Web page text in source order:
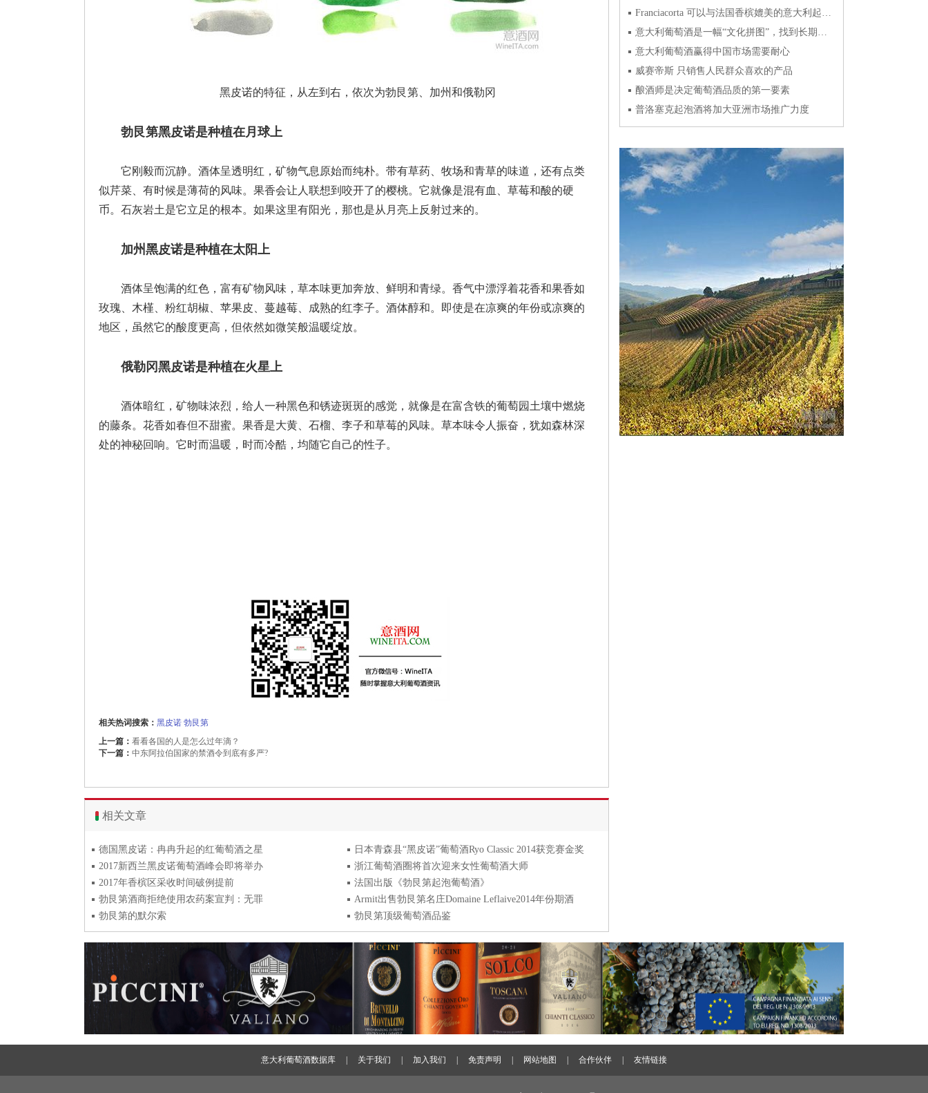
黑皮诺的特征，从左到右，依次为勃艮第、加州和俄勒冈
勃艮第黑皮诺是种植在月球上
它刚毅而沉静。酒体呈透明红，矿物气息原始而纯朴。带有草药、牧场和青草的味道，还有点类
似芹菜、有时候是薄荷的风味。果香会让人联想到咬开了的樱桃。它就像是混有血、草莓和酸的硬
币。石灰岩土是它立足的根本。如果这里有阳光，那也是从月亮上反射过来的。
加州黑皮诺是种植在太阳上
酒体呈饱满的红色，富有矿物风味，草本味更加奔放、鲜明和青绿。香气中漂浮着花香和果香如
玫瑰、木槿、粉红胡椒、苹果皮、蔓越莓、成熟的红李子。酒体醇和。即使是在凉爽的年份或凉爽的
地区，虽然它的酸度更高，但依然如微笑般温暖绽放。
俄勒冈黑皮诺是种植在火星上
酒体暗红，矿物味浓烈，给人一种黑色和锈迹斑斑的感觉，就像是在富含铁的葡萄园 土壤中燃烧
的藤条。花香如春但不甜蜜。果香是大黄、石榴、李子和草莓的风味。草本味令人振奋，犹如森林深
处的神秘回响。它时而温暖，时而冷酷，均随它自己的性子。
相关热词搜索： 黑皮诺 勃艮第
上一篇： 看看各国的人是怎么过年滴？
下一篇： 中东阿拉伯国家的禁酒令到底有多严?
相关文章
德国黑皮诺：冉冉升起的红葡萄酒之星
日本青森县“黑皮诺”葡萄酒Ryo Classic 2014获竞赛金奖
2017新西兰黑皮诺葡萄酒峰会即将举办
浙江葡萄酒圈将首次迎来女性葡萄酒大师
2017年香槟区采收时间破例提前
法国出版《勃艮第起泡葡萄酒》
勃艮第酒商拒绝使用农药案宣判：无罪
Armit出售勃艮第名庄Domaine Leflaive2014年份期酒
勃艮第的默尔索
勃艮第顶级葡萄酒品鉴
Franciacorta 可以与法国香槟媲美的意大利起泡酒
意大利葡萄酒是一幅“文化拼图”，找到长期合作伙伴最具挑战
意大利葡萄酒赢得中国市场需要耐心
威赛帝斯 只销售人民群众喜欢的产品
酿酒师是决定葡萄酒品质的第一要素
普洛塞克起泡酒将加大亚洲市场推广力度
意大利葡萄酒数据库 关于我们 加入我们 免责声明 网站地图 合作伙伴 友情链接